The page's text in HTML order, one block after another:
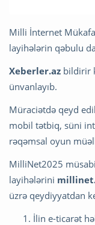
Milli İnternet
layihələrin qəbulu
Xeberler.az bildirir
ünvanlayıb.
Müraciətdə qeyd
mobil tətbiq, süni
rəqəmsal oyun
MilliNet2025
layihələrini
üzrə qeydiyyatdan
İlin e-ticarət